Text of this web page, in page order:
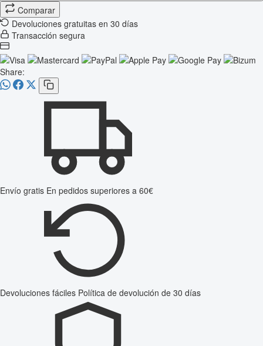
Comparar
Devoluciones gratuitas en 30 días
Transacción segura
Share:
Envío gratis En pedidos superiores a 60€
Devoluciones fáciles Política de devolución de 30 días